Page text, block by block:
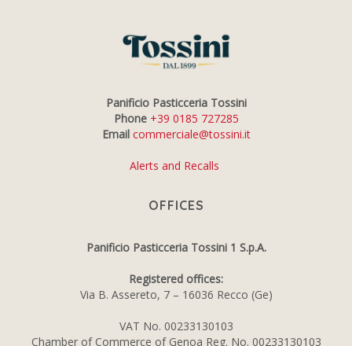
Panificio Pasticceria Tossini
Phone +39 0185 727285
Email commerciale@tossini.it
Alerts and Recalls
OFFICES
Panificio Pasticceria Tossini 1 S.p.A.
Registered offices:
Via B. Assereto, 7 – 16036 Recco (Ge)
VAT No. 00233130103
Chamber of Commerce of Genoa Reg. No. 00233130103